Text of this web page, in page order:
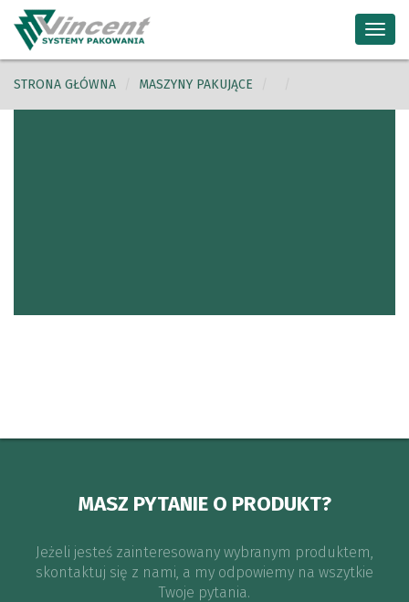
STRONA GŁÓWNA MASZYNY PAKUJĄCE
MASZ PYTANIE O PRODUKT?
Jeżeli jesteś zainteresowany wybranym produktem,
skontaktuj się z nami, a my odpowiemy na wszytkie
Twoje pytania.